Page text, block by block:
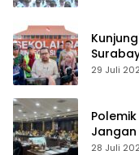
29 Juli
Jangan
28 Juli